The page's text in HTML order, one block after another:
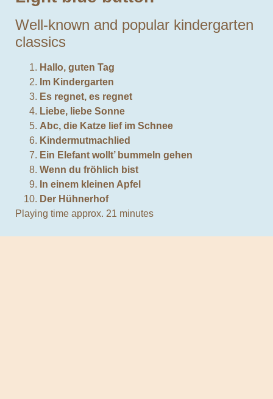
Well-known and popular kindergarten
classics
Hallo, guten Tag
Im Kindergarten
Es regnet, es regnet
Liebe, liebe Sonne
Abc, die Katze lief im Schnee
Kindermutmachlied
Ein Elefant wollt’ bummeln gehen
Wenn du fröhlich bist
In einem kleinen Apfel
Der Hühnerhof
Playing time approx. 21 minutes